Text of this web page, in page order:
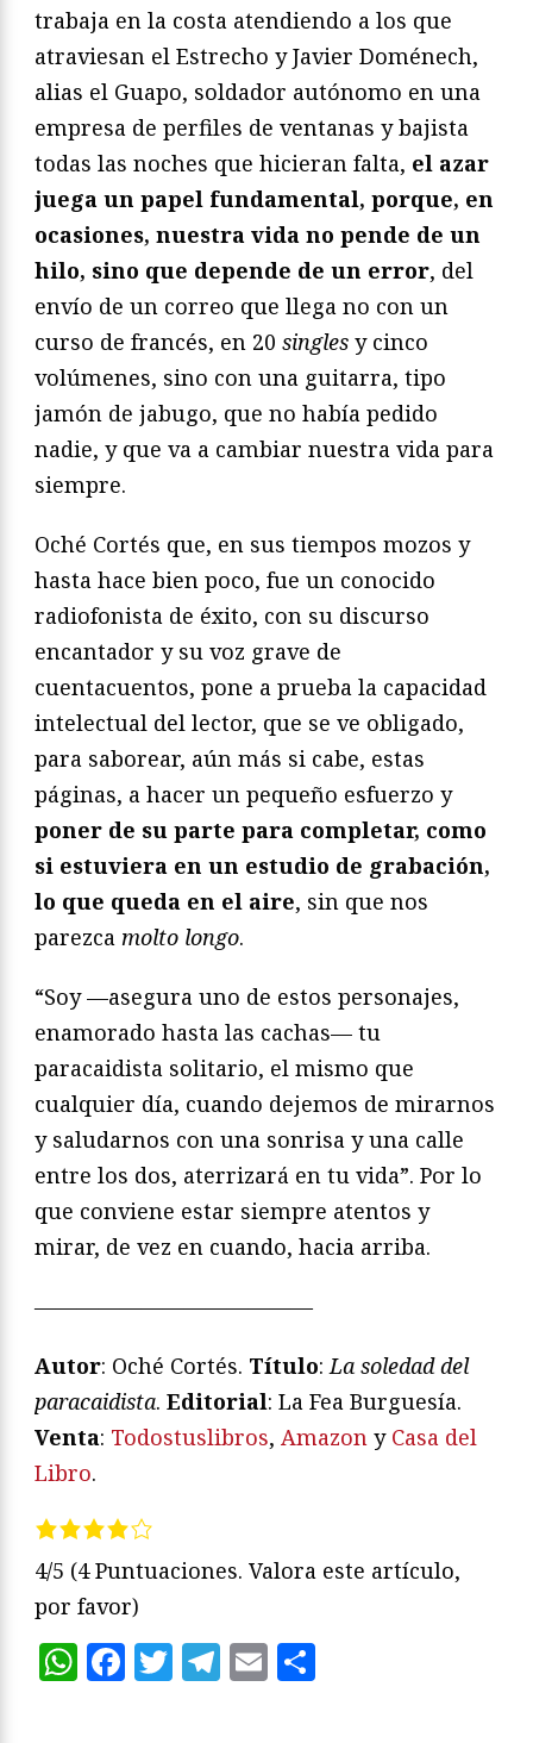
trabaja en la costa atendiendo a los que
atraviesan el Estrecho y Javier Doménech,
alias el Guapo, soldador autónomo en una
empresa de perfiles de ventanas y bajista
todas las noches que hicieran falta, el azar
juega un papel fundamental, porque, en
ocasiones, nuestra vida no pende de un
hilo, sino que depende de un error, del
envío de un correo que llega no con un
curso de francés, en 20 singles y cinco
volúmenes, sino con una guitarra, tipo
jamón de jabugo, que no había pedido
nadie, y que va a cambiar nuestra vida para
siempre.
Oché Cortés que, en sus tiempos mozos y
hasta hace bien poco, fue un conocido
radiofonista de éxito, con su discurso
encantador y su voz grave de
cuentacuentos, pone a prueba la capacidad
intelectual del lector, que se ve obligado,
para saborear, aún más si cabe, estas
páginas, a hacer un pequeño esfuerzo y
poner de su parte para completar, como
si estuviera en un estudio de grabación,
lo que queda en el aire, sin que nos
parezca molto longo.
“Soy —asegura uno de estos personajes,
enamorado hasta las cachas— tu
paracaidista solitario, el mismo que
cualquier día, cuando dejemos de mirarnos
y saludarnos con una sonrisa y una calle
entre los dos, aterrizará en tu vida”. Por lo
que conviene estar siempre atentos y
mirar, de vez en cuando, hacia arriba.
—————————————
Autor: Oché Cortés. Título: La soledad del
paracaidista. Editorial: La Fea Burguesía.
Venta: Todostuslibros, Amazon y Casa del
Libro.
4/5 (4 Puntuaciones. Valora este artículo,
por favor)
WhatsApp
Facebook
Twitter
Telegram
Email